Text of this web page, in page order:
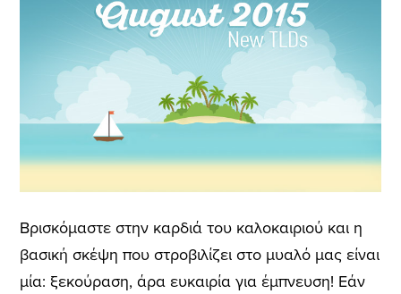
Βρισκόμαστε στην καρδιά του καλοκαιριού και η
βασική σκέψη που στροβιλίζει στο μυαλό μας είναι
μία: ξεκούραση, άρα ευκαιρία για έμπνευση! Εάν